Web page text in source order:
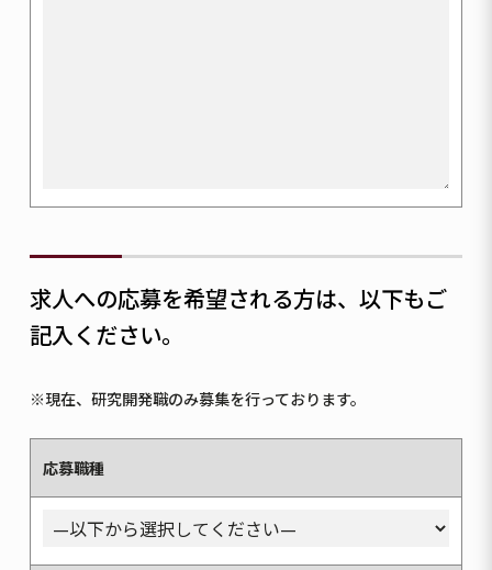
求人への応募を希望される方は、以下もご
記入ください。
※現在、研究開発職のみ募集を行っております。
応募職種